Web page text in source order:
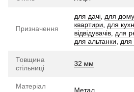
Призначення
для дачі для дому
квартири
для
відвідувачів для
для альтанки
для
Товщина
стільниці
32 мм
Матеріал
Метал